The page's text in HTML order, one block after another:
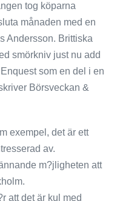
tog köparna
månaden med en
Andersson. Brittiska
smörkniv just nu add
som en del i en
Börsveckan &
exempel, det är ett
av.
m?jligheten att
att det är kul med